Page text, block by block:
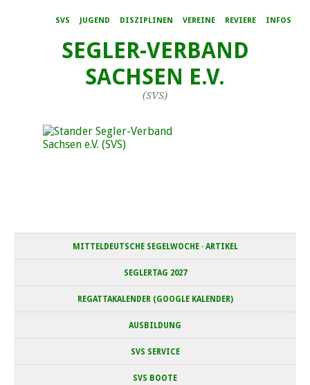
SVS JUGEND DISZIPLINEN VEREINE REVIERE INFOS
SEGLER-VERBAND
SACHSEN E.V.
(SVS)
MITTELDEUTSCHE SEGELWOCHE · ARTIKEL
SEGLERTAG 2027
REGATTAKALENDER (GOOGLE KALENDER)
AUSBILDUNG
SVS SERVICE
SVS BOOTE